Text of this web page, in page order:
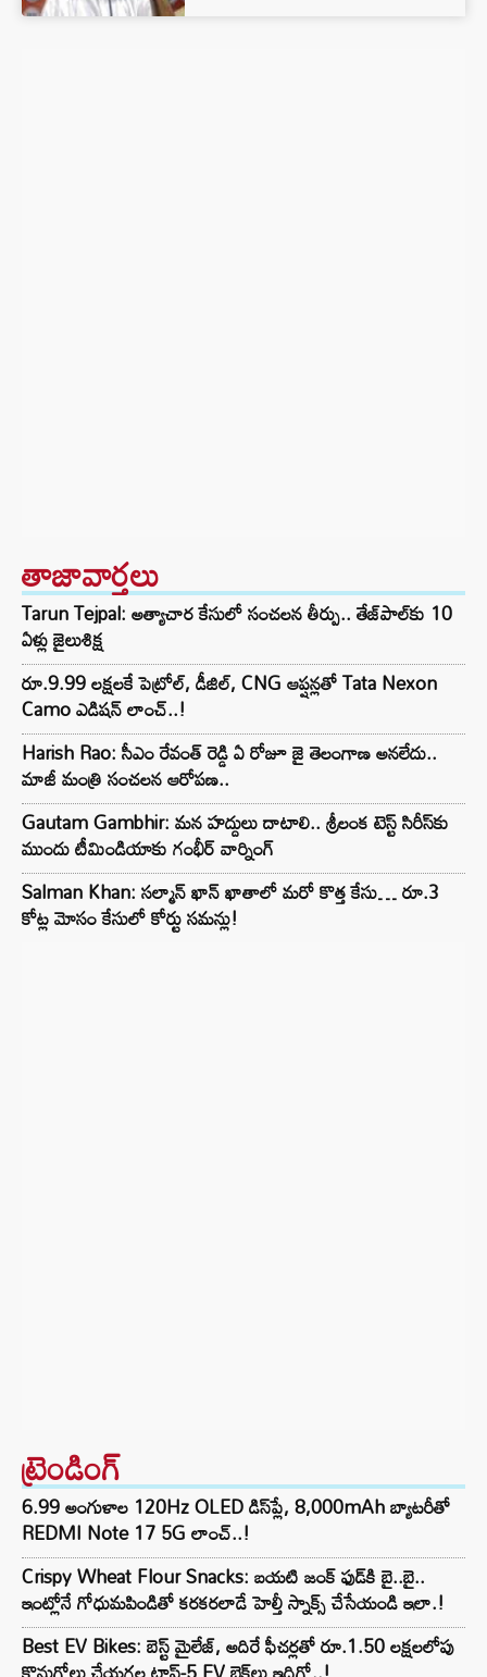
తాజావార్తలు
Tarun Tejpal: అత్యాచార కేసులో సంచలన తీర్పు.. తేజ్‌పాల్‌కు 10
ఏళ్లు జైలుశిక్ష
రూ.9.99 లక్షలకే పెట్రోల్, డీజిల్, CNG ఆప్షన్లతో Tata Nexon
Camo ఎడిషన్ లాంచ్..!
Harish Rao: సీఎం రేవంత్ రెడ్డి ఏ రోజూ జై తెలంగాణ అనలేదు..
మాజీ మంత్రి సంచలన ఆరోపణ..
Gautam Gambhir: మన హద్దులు దాటాలి.. శ్రీలంక టెస్ట్ సిరీస్‌కు
ముందు టీమిండియాకు గంభీర్ వార్నింగ్
Salman Khan: సల్మాన్ ఖాన్ ఖాతాలో మరో కొత్త కేసు… రూ.3
కోట్ల మోసం కేసులో కోర్టు సమన్లు!
ట్రెండింగ్‌
6.99 అంగుళాల 120Hz OLED డిస్‌ప్లే, 8,000mAh బ్యాటరీతో
REDMI Note 17 5G లాంచ్..!
Crispy Wheat Flour Snacks: బయటి జంక్ ఫుడ్‌కి బై..బై..
ఇంట్లోనే గోధుమపిండితో కరకరలాడే హెల్తీ స్నాక్స్ చేసేయండి ఇలా.!
Best EV Bikes: బెస్ట్ మైలేజ్, అదిరే ఫీచర్లతో రూ.1.50 లక్షలలోపు